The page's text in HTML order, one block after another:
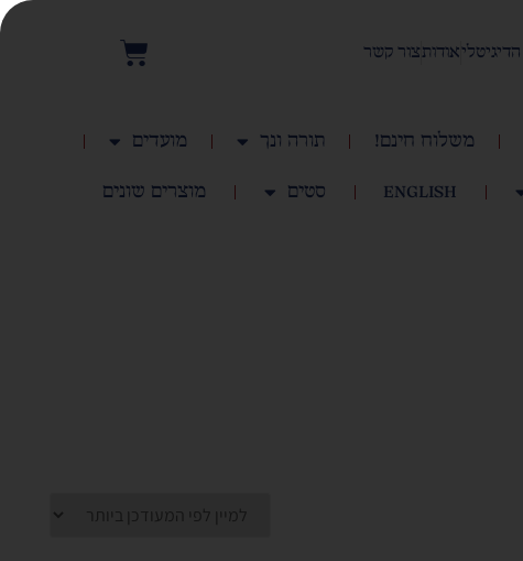
אודות צור קשר
משלוח חינם! תורה ונך מועדים
English סטים מוצרים שונים